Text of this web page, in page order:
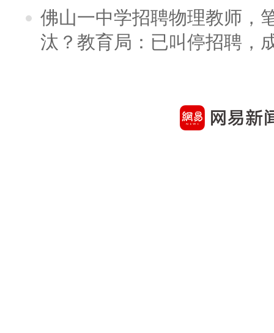
佛山一中学招聘物理教师，
汰？教育局：已叫停招聘，